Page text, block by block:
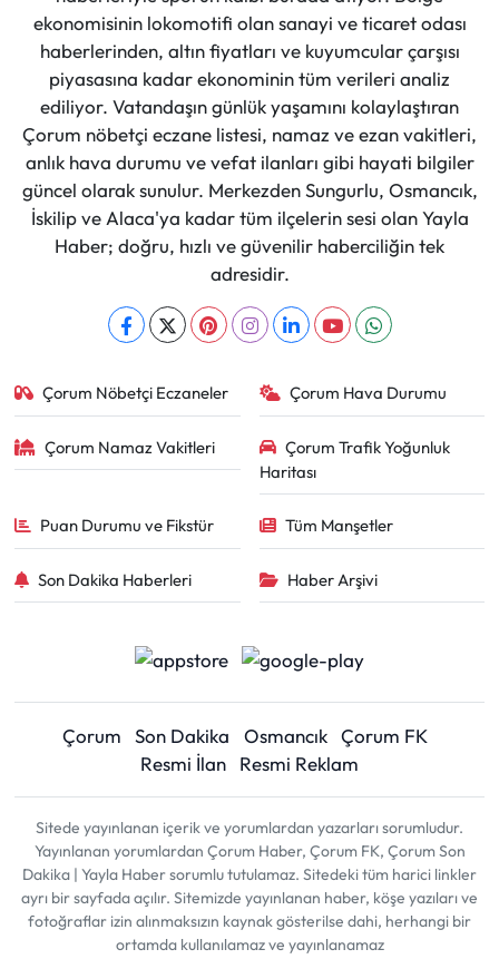
ekonomisinin lokomotifi olan sanayi ve ticaret odası
haberlerinden, altın fiyatları ve kuyumcular çarşısı
piyasasına kadar ekonominin tüm verileri analiz
ediliyor. Vatandaşın günlük yaşamını kolaylaştıran
Çorum nöbetçi eczane listesi, namaz ve ezan vakitleri,
anlık hava durumu ve vefat ilanları gibi hayati bilgiler
güncel olarak sunulur. Merkezden Sungurlu, Osmancık,
İskilip ve Alaca'ya kadar tüm ilçelerin sesi olan Yayla
Haber; doğru, hızlı ve güvenilir haberciliğin tek
adresidir.
Çorum Nöbetçi Eczaneler Çorum Hava Durumu
Çorum Namaz Vakitleri
Çorum Trafik Yoğunluk
Haritası
Puan Durumu ve Fikstür Tüm Manşetler
Son Dakika Haberleri Haber Arşivi
Çorum Son Dakika Osmancık Çorum FK
Resmi İlan
Resmi Reklam
Sitede yayınlanan içerik ve yorumlardan yazarları sorumludur.
Yayınlanan yorumlardan Çorum Haber, Çorum FK, Çorum Son
Dakika | Yayla Haber sorumlu tutulamaz. Sitedeki tüm harici linkler
ayrı bir sayfada açılır. Sitemizde yayınlanan haber, köşe yazıları ve
fotoğraflar izin alınmaksızın kaynak gösterilse dahi, herhangi bir
ortamda kullanılamaz ve yayınlanamaz